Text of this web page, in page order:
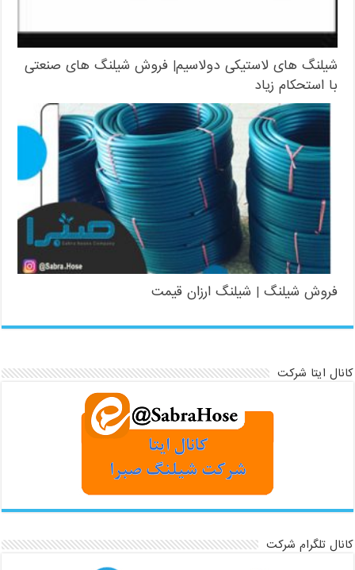
شیلنگ های لاستیکی دولاسیم| فروش شیلنگ های صنعتی
با استحکام زیاد
فروش شیلنگ | شیلنگ ارزان قیمت
کانال ایتا شرکت
کانال تلگرام شرکت